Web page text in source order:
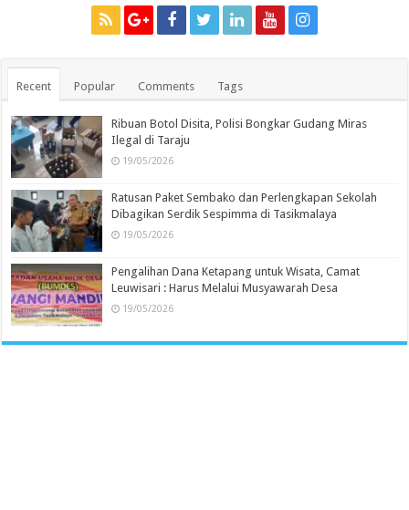
Recent Popular Comments Tags
Ribuan Botol Disita, Polisi Bongkar Gudang Miras
Ilegal di Taraju
19/05/2026
Ratusan Paket Sembako dan Perlengkapan Sekolah
Dibagikan Serdik Sespimma di Tasikmalaya
19/05/2026
Pengalihan Dana Ketapang untuk Wisata, Camat
Leuwisari : Harus Melalui Musyawarah Desa
19/05/2026